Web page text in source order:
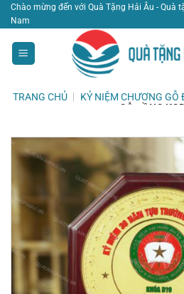
Bỏ
qua
nội
dung
Chào mừng đến với Quà Tặng Hải Âu - Quà
Nam
TRANG CHỦ KỶ NIỆM CHƯƠNG GỖ
GỖ ĐỒNG